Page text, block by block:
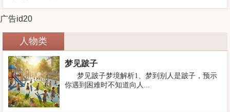
广告id20
人物类
梦见跛子
梦见跛子梦境解析1、梦到别人是跛子，预示
你遇到困难时不知道向人...